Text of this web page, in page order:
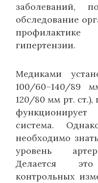
заболеваний,
обследование
гипертензии.
Медиками
100/60–140/89
120/80 мм рт.
функционирует
система.
необходимо
уровень
Делается
контрольных